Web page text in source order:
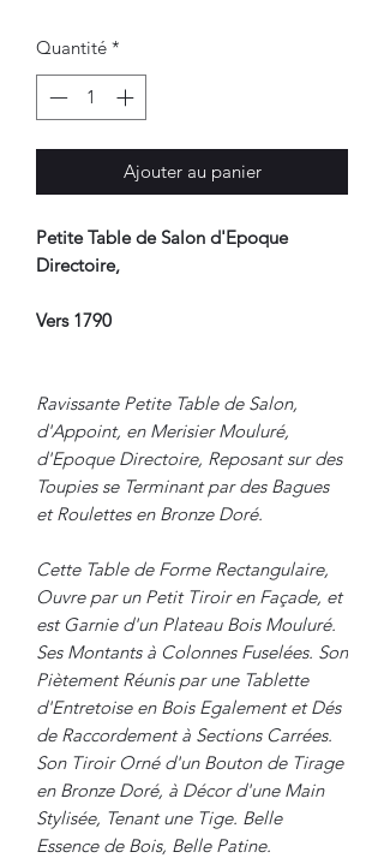
Quantité *
Ajouter au panier
Petite Table de Salon d'Epoque
Directoire,
Vers 1790
Ravissante Petite Table de Salon,
d'Appoint, en Merisier Mouluré,
d'Epoque Directoire, Reposant sur des
Toupies se Terminant par des Bagues
et Roulettes en Bronze Doré.
Cette Table de Forme Rectangulaire,
Ouvre par un Petit Tiroir en Façade, et
est Garnie d'un Plateau Bois Mouluré.
Ses Montants à Colonnes Fuselées. Son
Piètement Réunis par une Tablette
d'Entretoise en Bois Egalement et Dés
de Raccordement à Sections Carrées.
Son Tiroir Orné d'un Bouton de Tirage
en Bronze Doré, à Décor d'une Main
Stylisée, Tenant une Tige. Belle
Essence de Bois, Belle Patine.